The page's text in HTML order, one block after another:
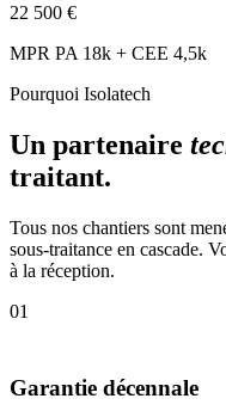
22 500 €
MPR PA 18k + CEE 4,5k
Pourquoi Isolatech
Un partenaire
traitant.
Tous nos chantiers sont
sous-traitance en cascade.
à la réception.
01
Garantie décennale